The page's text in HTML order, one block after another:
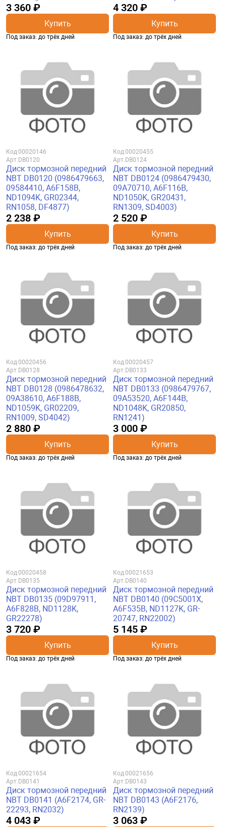
3 360 ₽
Купить
Под заказ: до трёх дней
4 320 ₽
Купить
Под заказ: до трёх дней
Код00020146
Арт. DB0120
Диск тормозной передний
NBT DB0120 (0986479663,
09584410, A6F158B,
ND1094K, GR02344,
RN1058, DF4877)
2 238 ₽
Купить
Под заказ: до трёх дней
Код00020455
Арт. DB0124
Диск тормозной передний
NBT DB0124 (0986479430,
09A70710, A6F116B,
ND1050K, GR20431,
RN1309, SD4003)
2 520 ₽
Купить
Под заказ: до трёх дней
Код00020456
Арт. DB0128
Диск тормозной передний
NBT DB0128 (0986478632,
09A38610, A6F188B,
ND1059K, GR02209,
RN1009, SD4042)
2 880 ₽
Купить
Под заказ: до трёх дней
Код00020457
Арт. DB0133
Диск тормозной передний
NBT DB0133 (0986479767,
09A53520, A6F144B,
ND1048K, GR20850,
RN1241)
3 000 ₽
Купить
Под заказ: до трёх дней
Код00020458
Арт. DB0135
Диск тормозной передний
NBT DB0135 (09D97911,
A6F828B, ND1128K,
GR22278)
3 720 ₽
Купить
Под заказ: до трёх дней
Код00021653
Арт. DB0140
Диск тормозной передний
NBT DB0140 (09C5001X,
A6F535B, ND1127K, GR-
20747, RN22002)
5 145 ₽
Купить
Под заказ: до трёх дней
Код00021654
Арт. DB0141
Диск тормозной передний
NBT DB0141 (A6F2174, GR-
22293, RN2032)
4 043 ₽
Код00021656
Арт. DB0143
Диск тормозной передний
NBT DB0143 (A6F2176,
RN2139)
3 063 ₽